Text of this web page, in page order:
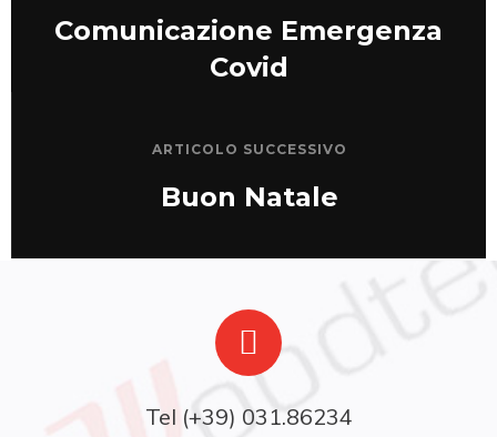
Comunicazione Emergenza
Covid
ARTICOLO SUCCESSIVO
Buon Natale